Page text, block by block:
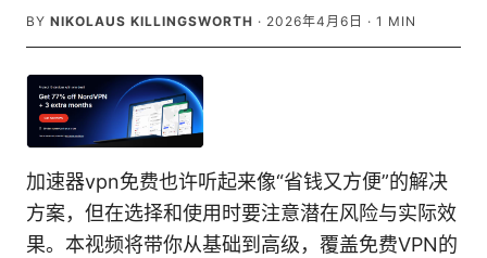
BY NIKOLAUS KILLINGSWORTH · 2026年4月6日 · 1 MIN
加速器vpn免费也许听起来像“省钱又方便”的解决
方案，但在选择和使用时要注意潜在风险与实际效
果。本视频将带你从基础到高级，覆盖免费VPN的